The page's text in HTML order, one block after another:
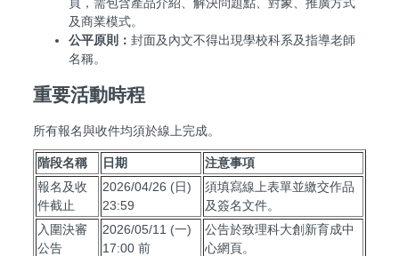
及商業模式。
公平原則： 封面及內文不得出現學校科系及指導老師
名稱。
重要活動時程
所有報名與收件均須於線上完成。
階段名稱 日期
注意事項
報名及收
件截止
2026/04/26 (日)
23:59
須填寫線上表單並繳交作品
及簽名文件。
入圍決審
公告
2026/05/11 (一)
17:00 前
公告於致理科大創新育成中
心網頁。